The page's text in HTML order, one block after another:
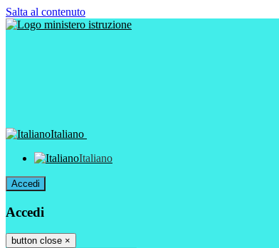
Salta al contenuto
Italiano
Italiano
Accedi
Accedi
button close ×